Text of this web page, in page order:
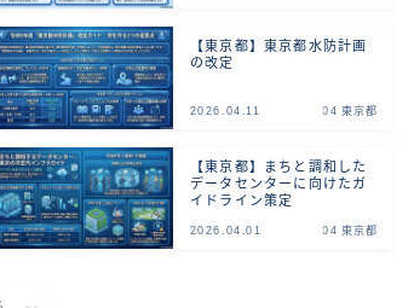
【東京都】東京都水防計画
の改定
2026.04.11 04 東京都
【東京都】まちと調和した
データセンターに向けたガ
イドライン策定
2026.04.01 04 東京都